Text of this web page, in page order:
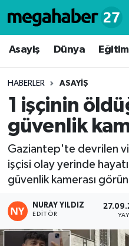
Asayiş Dünya Eğitim
HABERLER ASAYIŞ
1 işçinin
güvenlik
Gaziantep'te devrilen
işçisi olay yerinde
güvenlik kamerası
NURAY YILDIZ
EDITÖR
Hava Durumu
Süper Lig Puan
Tüm Manşetler
Son Dakika